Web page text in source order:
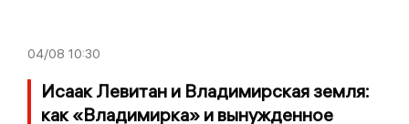
04/08 10:30
Исаак Левитан и Владимирская земля:
как «Владимирка» и вынужденное